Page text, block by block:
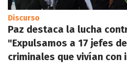
Discurso
Paz destaca la lucha
"Expulsamos a 17 jefes
criminales que vivían con